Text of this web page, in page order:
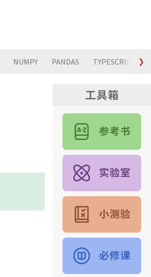
NUMPY PANDAS TYPESCRIPT ❯